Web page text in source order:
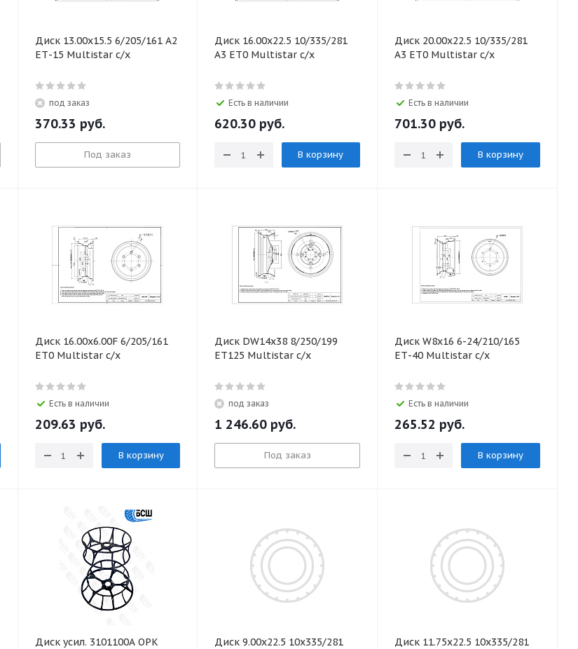
Диск 13.00х15.5 6/205/161 А2
ЕТ-15 Multistar с/х
под заказ
370.33 руб.
Под заказ
Диск 16.00х22.5 10/335/281
А3 ЕТ0 Multistar с/х
Есть в наличии
620.30 руб.
В корзину
Диск 20.00х22.5 10/335/281
А3 ЕТ0 Multistar с/х
Есть в наличии
701.30 руб.
В корзину
Диск 16.00х6.00F 6/205/161
ЕТ0 Multistar с/х
Есть в наличии
209.63 руб.
В корзину
Диск DW14х38 8/250/199
ЕТ125 Multistar с/х
под заказ
1 246.60 руб.
Под заказ
Диск W8х16 6-24/210/165
ЕТ-40 Multistar с/х
Есть в наличии
265.52 руб.
В корзину
Диск усил. 3101100А ОРК
Диск 9.00х22.5 10x335/281
Диск 11.75х22.5 10x335/281